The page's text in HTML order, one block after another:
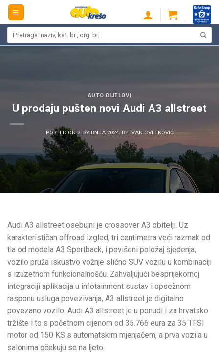
Skip
content
AUTO DIJELOVI
U prodaju pušten novi Audi A3 allstreet
POSTED ON2. SVIBNJA 2024. BY IVAN CVETKOVIĆ
Audi A3 allstreet osebujni je crossover A3 obitelji. Uz
karakterističan offroad izgled, tri centimetra veći razmak od
tla od modela A3 Sportback, i povišeni položaj sjedenja,
vozilo pruža iskustvo vožnje slično SUV vozilu u kombinaciji
s izuzetnom funkcionalnošću. Zahvaljujući besprijekornoj
integraciji aplikacija u infotainment sustav i opsežnom
rasponu usluga povezivanja, A3 allstreet je digitalno
povezano vozilo. Audi A3 allstreet je u ponudi i za hrvatsko
tržište i to s početnom cijenom od 35.766 eura za 35 TFSI
motor od 150 KS s automatskim mjenjačem, a prva vozila u
salonima očekuju se na ljeto.